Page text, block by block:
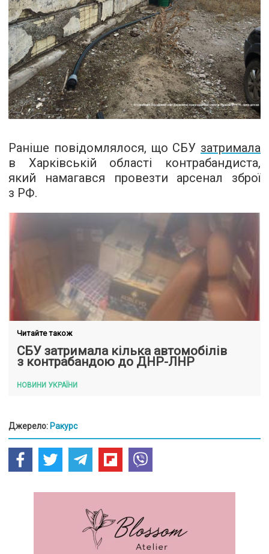
Раніше повідомлялося, що СБУ затримала
в Харківській області контрабандиста,
який намагався провезти арсенал зброї
з РФ.
Читайте також
СБУ затримала кілька автомобілів
з контрабандою до ДНР-ЛНР
НОВИНИ УКРАЇНИ
Джерело: Ракурс